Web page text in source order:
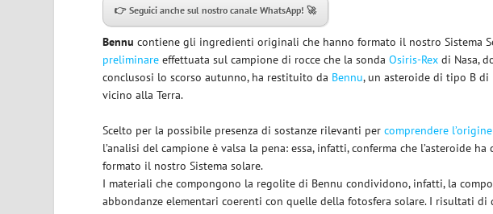
👉 Seguici anche sul nostro canale WhatsApp!🚀
Bennu contiene gli ingredienti originali che hanno formato il nostro Sistema
preliminare effettuata sul campione di rocce che la sondaOsiris-Rex di Nasa,
conclusosi lo scorso autunno, ha restituito da Bennu, un asteroide di tipo B di
vicino alla Terra.
Scelto per la possibile presenza di sostanze rilevanti percomprendere
l’analisi del campione è valsa la pena: essa, infatti, conferma che l’asteroide
formato il nostro Sistema solare.
I materiali che compongono la regolite di Bennu condividono, infatti, la
abbondanze elementari coerenti con quelle della fotosfera solare. I risultati